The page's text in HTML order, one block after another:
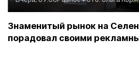
Знаменитый рынок на
порадовал своими